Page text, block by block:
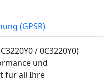
(GPSR)
/ 0C3220Y0)
und
für all Ihre